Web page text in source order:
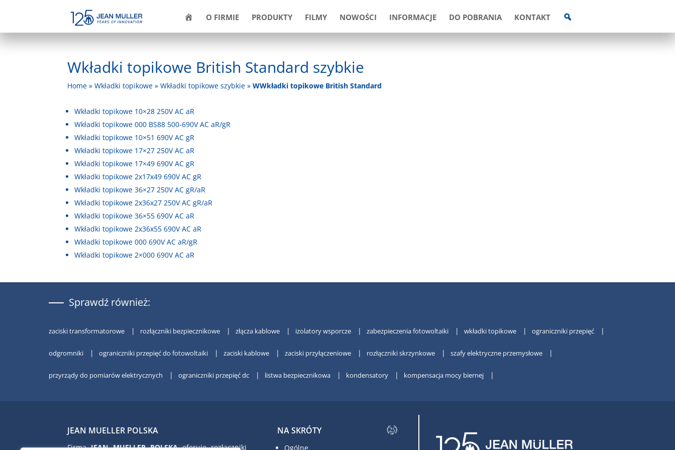
M
O FIRMIE PRODUKTY FILMY NOWOŚCI INFORMACJE DO POBRANIA KONTAKT
S
Wkładki topikowe British Standard szybkie
Home »Wkładki topikowe »Wkładki topikowe szybkie »WWkładki topikowe British Standard
Wkładki topikowe 10×28 250V AC aR
Wkładki topikowe 000 BS88 500-690V AC aR/gR
Wkładki topikowe 10×51 690V AC gR
Wkładki topikowe 17×27 250V AC aR
Wkładki topikowe 17×49 690V AC gR
Wkładki topikowe 2x17x49 690V AC gR
Wkładki topikowe 36×27 250V AC gR/aR
Wkładki topikowe 2x36x27 250V AC gR/aR
Wkładki topikowe 36×55 690V AC aR
Wkładki topikowe 2x36x55 690V AC aR
Wkładki topikowe 000 690V AC aR/gR
Wkładki topikowe 2×000 690V AC aR
Sprawdź również:
zaciski transformatorowe rozłączniki bezpiecznikowe złącza kablowe izolatory wsporcze zabezpieczenia fotowoltaiki wkładki topikowe ograniczniki przepięć
odgromniki ograniczniki przepięć do fotowoltaiki zaciski kablowe zaciski przyłączeniowe rozłączniki skrzynkowe szafy elektryczne przemysłowe
przyrządy do pomiarów elektrycznych ograniczniki przepięć dc listwa bezpiecznikowa kondensatory kompensacja mocy biernej
JEAN MUELLER POLSKA
FirmaJEAN MUELLER POLSKAoferuje rozłączniki
NA SKRÓTY
Ogólne